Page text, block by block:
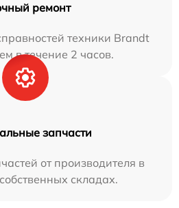
ремонт
техники Brandt
в течение 2 часов.
запчасти
от производителя в
складах.